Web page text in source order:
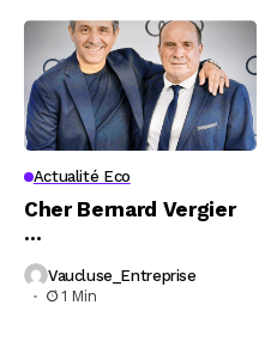
Actualité Eco
Cher Bernard Vergier
…
Vaucluse_Entreprise
1 Min